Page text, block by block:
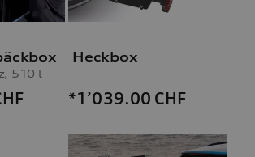
510 l
Heckbox
*1’039.00 CHF